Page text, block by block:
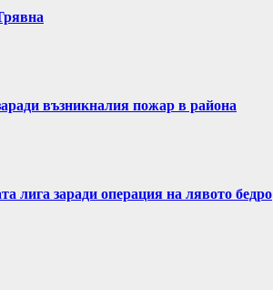
възникналия пожар в района
лига заради операция на лявото бедро